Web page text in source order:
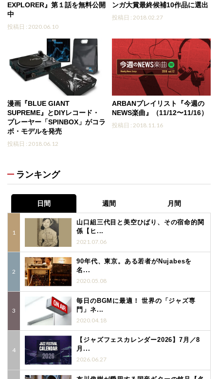
EXPLORER』第１話を無料公開
中
投稿日 : 2020.06.10
ンガ大賞最終候補10作品に選出
投稿日 : 2018.02.27
漫画『BLUE GIANT
SUPREME』とDIYレコード・
プレーヤー「SPINBOX」がコラ
ボ・モデルを発売
投稿日 : 2018.06.12
ARBANプレイリスト『今週の
NEWS楽曲』（11/12〜11/16）
投稿日 : 2018.11.16
ランキング
日間 週間 月間
山口組三代目と美空ひばり、その宿命的関
係【ヒ...
2021.07.06
90年代、東京。ある若者がNujabesを
名...
2020.05.08
毎日のBGMに最適！ 世界の「ジャズ専
門」ネ...
2020.04.18
【ジャズフェスカレンダー2026】7月／8
月...
2026.06.27